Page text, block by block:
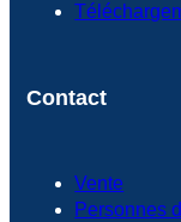
Contact
Vente
Personnes